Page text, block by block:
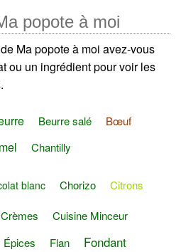
popote à moi
Ma popote à moi avez-vous
ou un ingrédient pour voir les
Beurre salé
Bœuf
Chantilly
blanc Chorizo Citrons
Crèmes Cuisine Minceur
Épices Flan Fondant